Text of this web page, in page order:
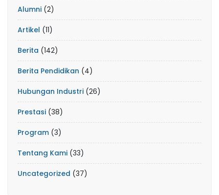
Alumni (2)
Artikel (11)
Berita (142)
Berita Pendidikan (4)
Hubungan Industri (26)
Prestasi (38)
Program (3)
Tentang Kami (33)
Uncategorized (37)